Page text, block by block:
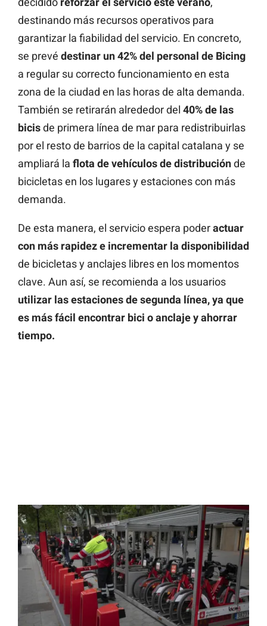
destinando más recursos operativos para
garantizar la fiabilidad del servicio. En concreto,
se prevé destinar un 42% del personal de Bicing
a regular su correcto funcionamiento en esta
zona de la ciudad en las horas de alta demanda.
También se retirarán alrededor del 40% de las
bicisde primera línea de mar para redistribuirlas
por el resto de barrios de la capital catalana y se
ampliará la flota de vehículos de distribuciónde
bicicletas en los lugares y estaciones con más
demanda.
De esta manera, el servicio espera poderactuar
con más rapidez e incrementar la disponibilidad
de bicicletas y anclajes libres en los momentos
clave. Aun así, se recomienda a los usuarios
utilizar las estaciones de segunda línea, ya que
es más fácil encontrar bici o anclaje y ahorrar
tiempo.